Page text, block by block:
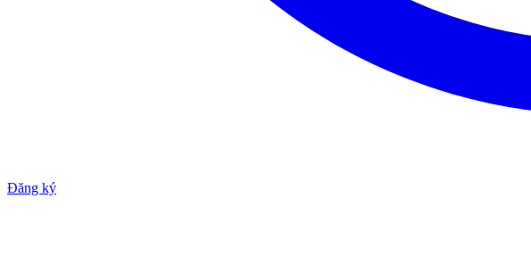
Đăng ký